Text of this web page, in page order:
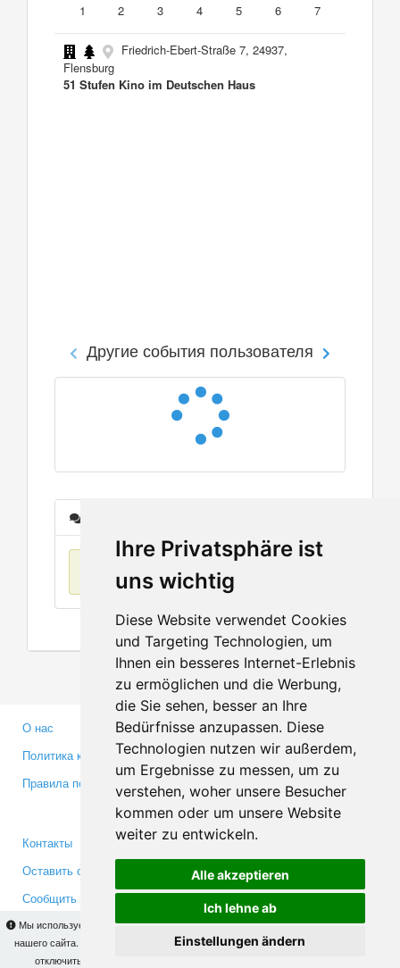
Ihre Privatsphäre ist
uns wichtig
Diese Website verwendet Cookies
und Targeting Technologien, um
Ihnen ein besseres Internet-Erlebnis
zu ermöglichen und die Werbung,
die Sie sehen, besser an Ihre
Bedürfnisse anzupassen. Diese
Technologien nutzen wir außerdem,
um Ergebnisse zu messen, um zu
verstehen, woher unsere Besucher
kommen oder um unsere Website
weiter zu entwickeln.
Alle akzeptieren
Ich lehne ab
Einstellungen ändern
Мы используем cookies для того, чтобы Вы могли использовать весь функционал
нашего сайта. На
Вы сможете узнать подробности и, при желании,
отключить использование cookies. Продолжая пользоваться сайтом, Вы
1
2 3 4 5 6 7
Friedrich-Ebert-Straße 7, 24937,
Flensburg
51 Stufen Kino im Deutschen Haus
Другие события пользователя
О нас
Политика конфиденциальности
Правила пользования
Партнерам
Инвесторам
Медиа
Контакты
Оставить отзыв
Сообщить об ошибке
Facebook
Twitter
YouTube
Google+